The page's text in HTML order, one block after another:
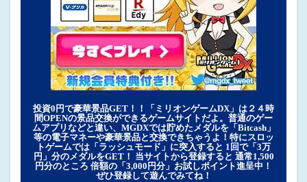
投資0円で豪華景品GET！！「ミリオンゲームDX」は２４時
間OPENの景品交換ができるゲームサイトだよ。普通のゲー
ムアプリなどと違い、MGDXでは貯めたメダルを「Bitcash」
等の電子マネーや豪華景品と交換できちゃうよ！特にスロッ
トゲームでは「ラッシュモード」に突入すると 1回で「3万
円」分のメダルをGET！ 当サイトから登録すると 通常1,500
円分のところ 倍額の「3,000円分」お試しポイント進呈中！
ぜひ登録して遊んでみてね！